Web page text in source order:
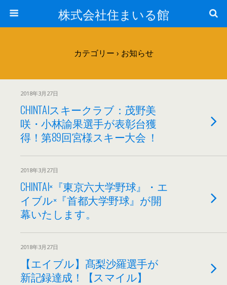
株式会社住まいる館
カテゴリー › お知らせ
2018年3月27日
CHINTAIスキークラブ：茂野美
咲・小林諭果選手が表彰台獲
得！第89回宮様スキー大会 ！
2018年3月27日
CHINTAI×『東京六大学野球』・エ
イブル×『首都大学野球』が開
幕いたします。
2018年3月27日
【エイブル】髙梨沙羅選手が
新記録達成！【スマイル】